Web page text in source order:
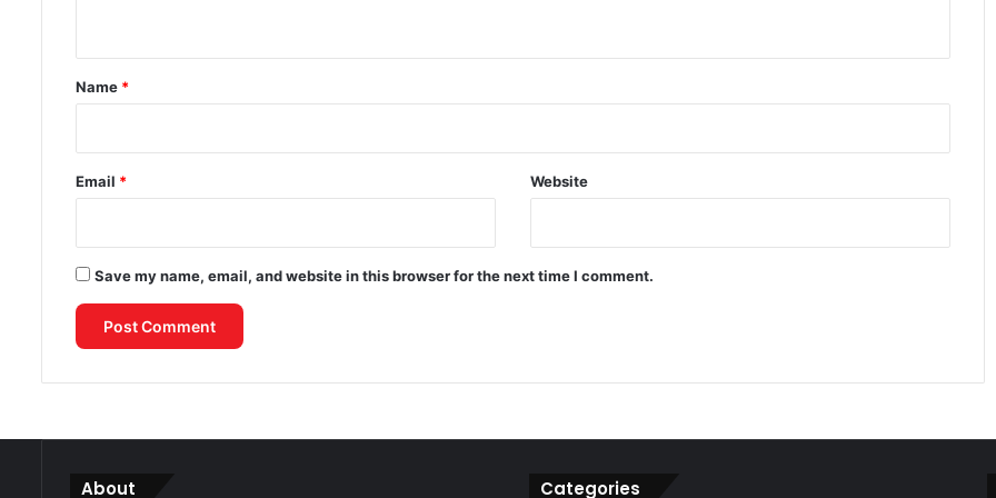
रेस हुई बेहद रोमांचक
और करियर पर बड़ा खतरा
CSK vs KKR मैच में कौन मारेगा बाजी जानिए
*
Name *
Email * Website
Save my name, email, and website in this browser for the next time I comment.
About Categories